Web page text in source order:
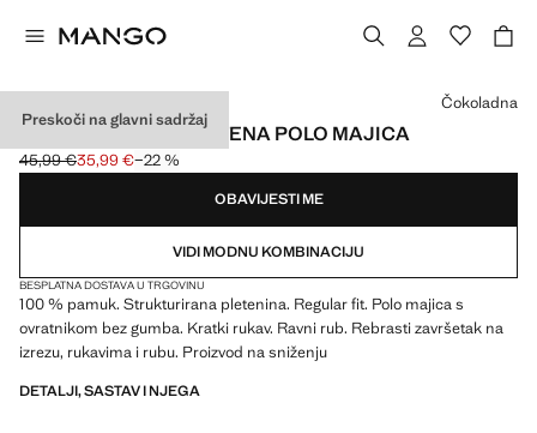
Preskoči na glavni sadržaj
100 % PAMUČNA PLETENA POLO MAJICA
Početna cijena prekrižena [45,99 € ]
45,99 €
Trenutačna cijena [35,99 € ]
35,99 €−22 %
Odaberite boju
Čokoladna
OBAVIJESTI ME
VIDI MODNU KOMBINACIJU
BESPLATNA DOSTAVA U TRGOVINU
100 % pamuk. Strukturirana pletenina. Regular fit. Polo majica s
ovratnikom bez gumba. Kratki rukav. Ravni rub. Rebrasti završetak na
izrezu, rukavima i rubu. Proizvod na sniženju
DETALJI, SASTAV I NJEGA